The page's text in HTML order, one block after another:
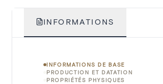
INFORMATIONS
INFORMATIONS DE BASE
PRODUCTION ET DATATION
PROPRIÉTÉS PHYSIQUES